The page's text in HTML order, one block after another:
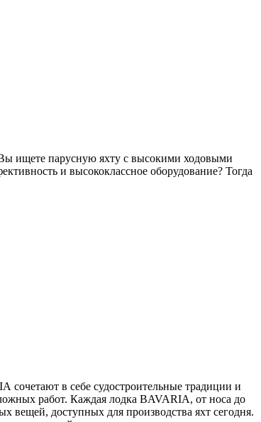
Вы ищете парусную яхту с высокими ходовыми
и высококлассное оборудование? Тогда
в себе судостроительные традиции и
работ. Каждая лодка BAVARIA, от носа до
вещей, доступных для производства яхт сегодня.